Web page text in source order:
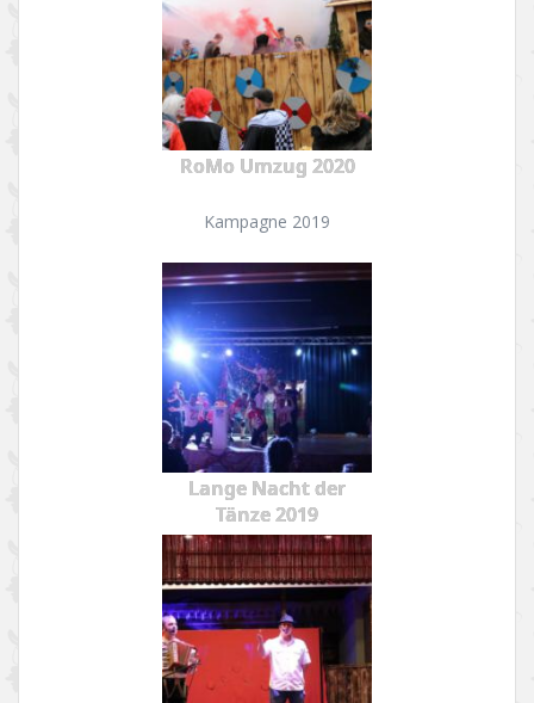
RoMo Umzug 2020
Kampagne 2019
Lange Nacht der
Tänze 2019